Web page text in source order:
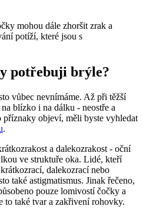
mohou dále zhoršit zrak a
potíží, které jsou s
potřebuji brýle?
vůbec nevnímáme. Až při těžší
blízko i na dálku - neostře a
příznaky objeví, měli byste vyhledat
.
a dalekozrakost - oční
ve struktuře oka. Lidé, kteří
dalekozrací nebo
také astigmatismus. Jinak řečeno,
pouze lomivostí čočky a
také tvar a zakřivení rohovky.